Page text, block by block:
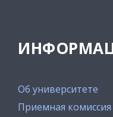
Об университете
Приемная комиссия